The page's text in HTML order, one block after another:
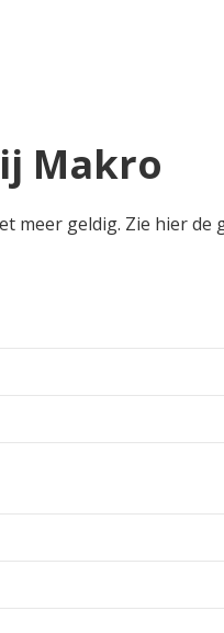
Makro
geldig. Zie hier de